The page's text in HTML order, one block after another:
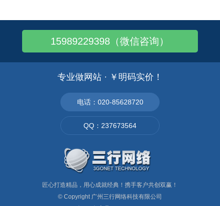
金融行业在网站建设时该注意哪些方面呢?
学习网站制作一定要懂的HTML语法
让你的营销变得丰富多彩 - 3大方式
15989229398（微信咨询）
专业做网站 · ￥明码实价！
电话：020-85628720
QQ：237673564
匠心打造精品，用心成就经典！携手客户共创双赢！
© Copyright 广州三行网络科技有限公司